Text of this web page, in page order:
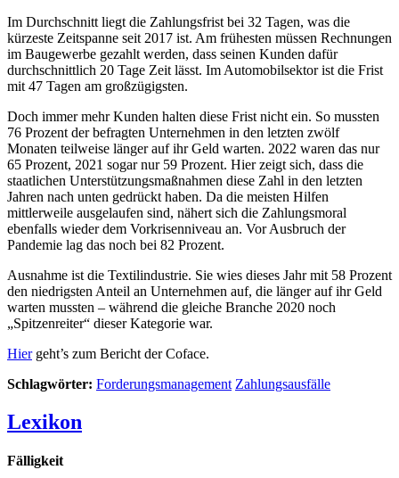
Im Durchschnitt liegt die Zahlungsfrist bei 32 Tagen, was die
kürzeste Zeitspanne seit 2017 ist. Am frühesten müssen Rechnungen
im Baugewerbe gezahlt werden, dass seinen Kunden dafür
durchschnittlich 20 Tage Zeit lässt. Im Automobilsektor ist die Frist
mit 47 Tagen am großzügigsten.
Doch immer mehr Kunden halten diese Frist nicht ein. So mussten
76 Prozent der befragten Unternehmen in den letzten zwölf
Monaten teilweise länger auf ihr Geld warten. 2022 waren das nur
65 Prozent, 2021 sogar nur 59 Prozent. Hier zeigt sich, dass die
staatlichen Unterstützungsmaßnahmen diese Zahl in den letzten
Jahren nach unten gedrückt haben. Da die meisten Hilfen
mittlerweile ausgelaufen sind, nähert sich die Zahlungsmoral
ebenfalls wieder dem Vorkrisenniveau an. Vor Ausbruch der
Pandemie lag das noch bei 82 Prozent.
Ausnahme ist die Textilindustrie. Sie wies dieses Jahr mit 58 Prozent
den niedrigsten Anteil an Unternehmen auf, die länger auf ihr Geld
warten mussten – während die gleiche Branche 2020 noch
„Spitzenreiter“ dieser Kategorie war.
Hiergeht’s zum Bericht der Coface.
Schlagwörter: Forderungsmanagement Zahlungsausfälle
Lexikon
Fälligkeit